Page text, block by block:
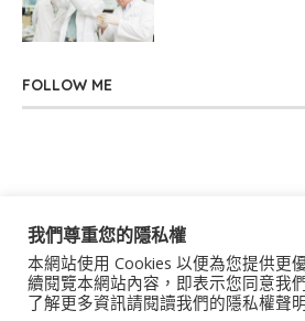
FOLLOW ME
關於我們 聯絡我們 服務
著作權聲明 作
我們尊重您的隱私權
本網站使用 Cookies 以便為您提供更
續閱覽本網站內容，即表示您同意我
了解更多資訊請閱讀我們的隱私權聲